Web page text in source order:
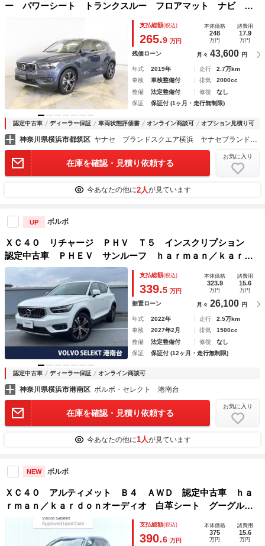
ー パワーシート トランクスルー フロアマット ナビ 音
楽プレーヤー接続 Ｂｌｕｅｔｏｏｔｈ接続 ＴＶ ＥＴＣ
ＬＥＤヘッドライト 電動リアゲート 全周囲カメラ フロン
支払総額(税込)
265.9 万円
本体価格
248
万円
諸費用
17.9
万円
残価ローン 月々 43,600 円
年式 2019年 走行
2.7万km
車検
車検整備付 排気
2000cc
整備
法定整備付 修復
なし
保証
保証付 (1ヶ月・走行無制限)
認定中古車 ディーラー保証 車両状態評価書 オンライン商談可 オプション見積り可
神奈川県横浜市都筑区 ヤナセ ブランドスクエア横浜 ヤナセブランドスクエア（株）
在庫を確認・見積り依頼する
お気に入り
今あなたの他に2人が見ています
UP ボルボ
ＸＣ４０ リチャージ ＰＨＶ Ｔ５ インスクリプション
認定中古車 ＰＨＥＶ サンルーフ ｈａｒｍａｎ／ｋａｒｄ
ｏｎ ３６０°ビューカメラ シートヒーター パイロットアシ
スト レーダークルーズ 禁煙車 パワーシート パワーバッ
クドア インテリセーフ
支払総額(税込)
339.5 万円
本体価格
323.9
万円
諸費用
15.6
万円
据置ローン 月々 26,100 円
年式 2022年 走行
2.5万km
車検
2027年2月 排気
1500cc
整備
法定整備付 修復
なし
保証
保証付 (12ヶ月・走行無制限)
認定中古車 ディーラー保証 オンライン商談可
神奈川県横浜市港南区 ボルボ・セレクト 港南台
在庫を確認・見積り依頼する
お気に入り
今あなたの他に1人が見ています
NEW ボルボ
ＸＣ４０ アルティメット Ｂ４ ＡＷＤ 認定中古車 ｈａ
ｒｍａｎ／ｋａｒｄｏｎオーディオ 白革シート グーグル搭
載ナビ ３６０°ビューカメラ 全席シートヒーター アダプテ
ィブクルーズコントロール 衝突被害軽減ブレーキ パワーバ
支払総額(税込)
390.6 万円
本体価格
375
万円
諸費用
15.6
万円